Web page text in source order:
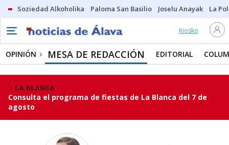
Soziedad Alkoholika Paloma San Basilio Joselu Anayak La
Kiosko
OPINIÓN MESA DE REDACCIÓN EDITORIAL
LA BLANCA
Consulta el programa de fiestas de La Blanca del 7 de
agosto